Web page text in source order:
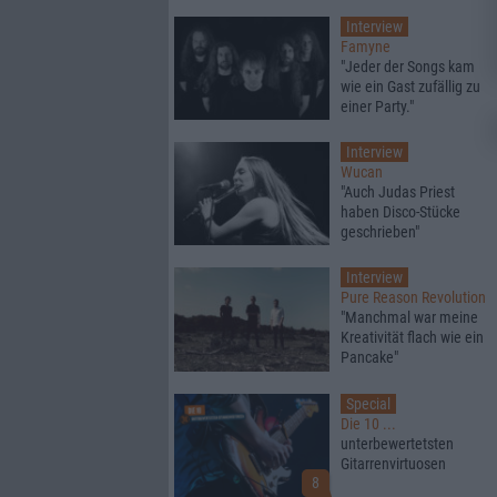
Interview
Famyne
"Jeder der Songs kam
wie ein Gast zufällig zu
einer Party."
Interview
Wucan
"Auch Judas Priest
haben Disco-Stücke
geschrieben"
Interview
Pure Reason Revolution
"Manchmal war meine
Kreativität flach wie ein
Pancake"
8
Special
Die 10 ...
unterbewertetsten
Gitarrenvirtuosen